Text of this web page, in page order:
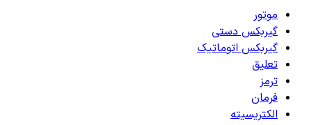
موتور
گیربکس دستی
گیربکس اتوماتیک
تعلیق
ترمز
فرمان
الکتریسیته